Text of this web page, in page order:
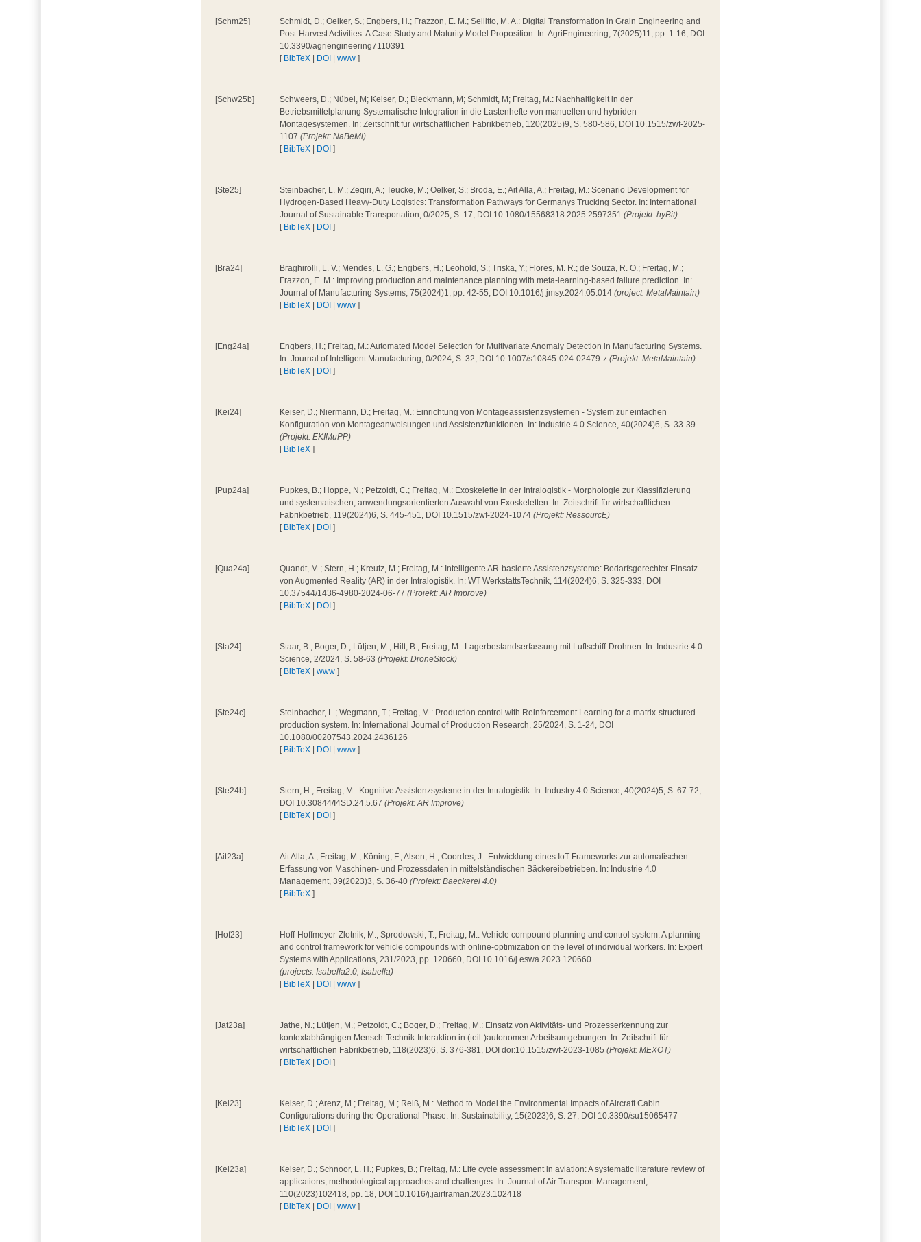
[Schm25]
Schmidt, D.; Oelker, S.; Engbers, H.; Frazzon, E. M.; Sellitto, M. A.: Digital Transformation in Grain Engineering and
Post-Harvest Activities: A Case Study and Maturity Model Proposition. In: AgriEngineering, 7(2025)11, pp. 1-16, DOI
10.3390/agriengineering7110391
[ BibTeX DOI |www ]
[Schw25b]
Schweers, D.; Nübel, M; Keiser, D.; Bleckmann, M; Schmidt, M; Freitag, M.: Nachhaltigkeit in der
Betriebsmittelplanung Systematische Integration in die Lastenhefte von manuellen und hybriden
Montagesystemen. In: Zeitschrift für wirtschaftlichen Fabrikbetrieb, 120(2025)9, S. 580-586, DOI 10.1515/zwf-2025-
1107(Projekt: NaBeMi)
[ BibTeX DOI ]
[Ste25]
Steinbacher, L. M.; Zeqiri, A.; Teucke, M.; Oelker, S.; Broda, E.; Ait Alla, A.; Freitag, M.: Scenario Development for
Hydrogen-Based Heavy-Duty Logistics: Transformation Pathways for Germanys Trucking Sector. In: International
Journal of Sustainable Transportation, 0/2025, S. 17, DOI 10.1080/15568318.2025.2597351(Projekt: hyBit)
[ BibTeX DOI ]
[Bra24]
Braghirolli, L. V.; Mendes, L. G.; Engbers, H.; Leohold, S.; Triska, Y.; Flores, M. R.; de Souza, R. O.; Freitag, M.;
Frazzon, E. M.: Improving production and maintenance planning with meta-learning-based failure prediction. In:
Journal of Manufacturing Systems, 75(2024)1, pp. 42-55, DOI 10.1016/j.jmsy.2024.05.014(project: MetaMaintain)
[ BibTeX DOI |www ]
[Eng24a]
Engbers, H.; Freitag, M.: Automated Model Selection for Multivariate Anomaly Detection in Manufacturing Systems.
In: Journal of Intelligent Manufacturing, 0/2024, S. 32, DOI 10.1007/s10845-024-02479-z(Projekt: MetaMaintain)
[ BibTeX DOI ]
[Kei24]
Keiser, D.; Niermann, D.; Freitag, M.: Einrichtung von Montageassistenzsystemen - System zur einfachen
Konfiguration von Montageanweisungen und Assistenzfunktionen. In: Industrie 4.0 Science, 40(2024)6, S. 33-39
(Projekt: EKIMuPP)
[ BibTeX ]
[Pup24a]
Pupkes, B.; Hoppe, N.; Petzoldt, C.; Freitag, M.: Exoskelette in der Intralogistik - Morphologie zur Klassifizierung
und systematischen, anwendungsorientierten Auswahl von Exoskeletten. In: Zeitschrift für wirtschaftlichen
Fabrikbetrieb, 119(2024)6, S. 445-451, DOI 10.1515/zwf-2024-1074(Projekt: RessourcE)
[ BibTeX DOI ]
[Qua24a]
Quandt, M.; Stern, H.; Kreutz, M.; Freitag, M.: Intelligente AR-basierte Assistenzsysteme: Bedarfsgerechter Einsatz
von Augmented Reality (AR) in der Intralogistik. In: WT WerkstattsTechnik, 114(2024)6, S. 325-333, DOI
10.37544/1436-4980-2024-06-77(Projekt: AR Improve)
[ BibTeX DOI ]
[Sta24]
Staar, B.; Boger, D.; Lütjen, M.; Hilt, B.; Freitag, M.: Lagerbestandserfassung mit Luftschiff-Drohnen. In: Industrie 4.0
Science, 2/2024, S. 58-63(Projekt: DroneStock)
[ BibTeX |www ]
[Ste24c]
Steinbacher, L.; Wegmann, T.; Freitag, M.: Production control with Reinforcement Learning for a matrix-structured
production system. In: International Journal of Production Research, 25/2024, S. 1-24, DOI
10.1080/00207543.2024.2436126
[ BibTeX DOI |www ]
[Ste24b]
Stern, H.; Freitag, M.: Kognitive Assistenzsysteme in der Intralogistik. In: Industry 4.0 Science, 40(2024)5, S. 67-72,
DOI 10.30844/I4SD.24.5.67(Projekt: AR Improve)
[ BibTeX DOI ]
[Ait23a]
Ait Alla, A.; Freitag, M.; Köning, F.; Alsen, H.; Coordes, J.: Entwicklung eines IoT-Frameworks zur automatischen
Erfassung von Maschinen- und Prozessdaten in mittelständischen Bäckereibetrieben. In: Industrie 4.0
Management, 39(2023)3, S. 36-40(Projekt: Baeckerei 4.0)
[ BibTeX ]
[Hof23]
Hoff-Hoffmeyer-Zlotnik, M.; Sprodowski, T.; Freitag, M.: Vehicle compound planning and control system: A planning
and control framework for vehicle compounds with online-optimization on the level of individual workers. In: Expert
Systems with Applications, 231/2023, pp. 120660, DOI 10.1016/j.eswa.2023.120660
(projects: Isabella2.0, Isabella)
[ BibTeX DOI |www ]
[Jat23a]
Jathe, N.; Lütjen, M.; Petzoldt, C.; Boger, D.; Freitag, M.: Einsatz von Aktivitäts- und Prozesserkennung zur
kontextabhängigen Mensch-Technik-Interaktion in (teil-)autonomen Arbeitsumgebungen. In: Zeitschrift für
wirtschaftlichen Fabrikbetrieb, 118(2023)6, S. 376-381, DOI doi:10.1515/zwf-2023-1085(Projekt: MEXOT)
[ BibTeX DOI ]
[Kei23]
Keiser, D.; Arenz, M.; Freitag, M.; Reiß, M.: Method to Model the Environmental Impacts of Aircraft Cabin
Configurations during the Operational Phase. In: Sustainability, 15(2023)6, S. 27, DOI 10.3390/su15065477
[ BibTeX DOI ]
[Kei23a]
Keiser, D.; Schnoor, L. H.; Pupkes, B.; Freitag, M.: Life cycle assessment in aviation: A systematic literature review of
applications, methodological approaches and challenges. In: Journal of Air Transport Management,
110(2023)102418, pp. 18, DOI 10.1016/j.jairtraman.2023.102418
[ BibTeX DOI |www ]